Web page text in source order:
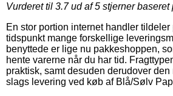
Vurderet til 3.7ud af 5 stjerner baseret
En stor portion internet handler
tidspunkt mange forskellige
benyttede er lige nu pakkeshoppen,
hente varerne når du har tid.
praktisk, samt desuden derudover
slags levering ved køb af Blå/Sølv